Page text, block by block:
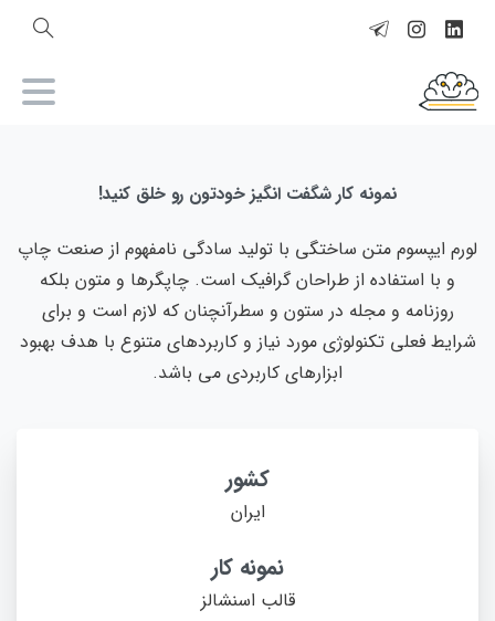
نمونه کار شگفت انگیز خودتون رو خلق کنید!
لورم ایپسوم متن ساختگی با تولید سادگی نامفهوم از صنعت چاپ
و با استفاده از طراحان گرافیک است. چاپگرها و متون بلکه
روزنامه و مجله در ستون و سطرآنچنان که لازم است و برای
شرایط فعلی تکنولوژی مورد نیاز و کاربردهای متنوع با هدف بهبود
ابزارهای کاربردی می باشد.
کشور
ایران
نمونه کار
قالب اسنشالز